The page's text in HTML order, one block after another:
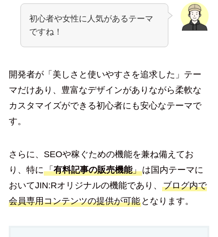
初心者や女性に人気があるテーマ
ですね！
開発者が「美しさと使いやすさを追求した」テー
マだけあり、豊富なデザインがありながら柔軟な
カスタマイズができる初心者にも安心なテーマで
す。
さらに、SEOや稼ぐための機能を兼ね備えてお
り、特に「有料記事の販売機能」は国内テーマに
おいてJIN:Rオリジナルの機能であり、 ブログ内で
会員専用コンテンツの提供が可能となります。